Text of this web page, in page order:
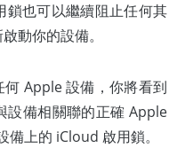
鎖也可以繼續阻止任何其
動你的設備。
Apple 設備，你將看到
設備相關聯的正確 Apple
上的 iCloud 啟用鎖。